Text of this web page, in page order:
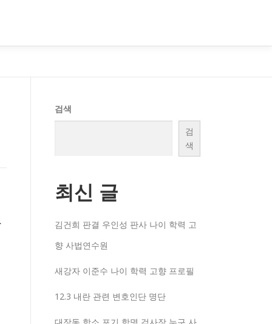
검색
검
색
최신 글
김건희 판결 우인성 판사 나이 학력 고
향 사법연수원
새강자 이준수 나이 학력 고향 프로필
12.3 내란 관련 변호인단 명단
대장동 항소 포기 항명 검사장 누구 사